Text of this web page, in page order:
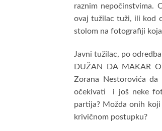
raznim nepočinstvima.
ovaj tužilac tuži, ili kod
stolom na fotografiji
Javni tužilac, po
DUŽAN DA MAKAR
Zorana Nestorovića
očekivati i još neke
partija? Možda onih
krivičnom postupku?